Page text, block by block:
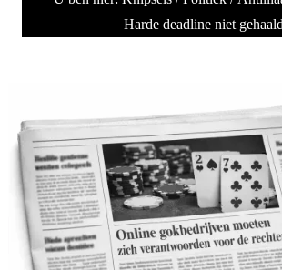
Harde deadline niet gehaald